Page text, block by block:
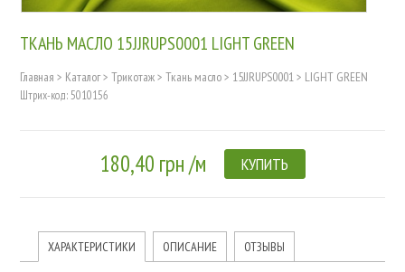
ТКАНЬ МАСЛО 15JJRUPS0001 LIGHT GREEN
Главная > Каталог> Трикотаж> Ткань масло> 15JJRUPS0001> LIGHT GREEN
Штрих-код: 5010156
180,40 грн /м КУПИТЬ
ХАРАКТЕРИСТИКИ ОПИСАНИЕ ОТЗЫВЫ